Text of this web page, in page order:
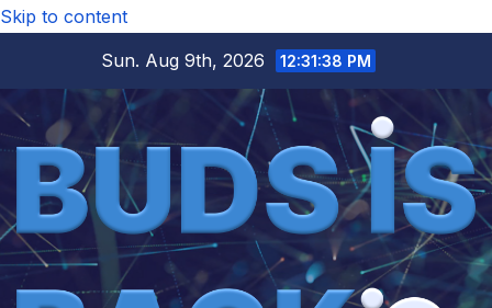
Skip to content
Sun. Aug 9th, 2026
12:31:38 PM